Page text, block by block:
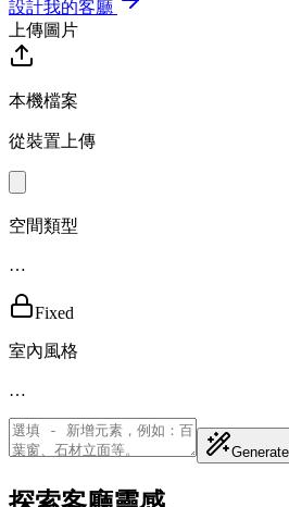
設計我的客廳
上傳圖片
本機檔案
從裝置上傳
空間類型
…
Fixed
室內風格
…